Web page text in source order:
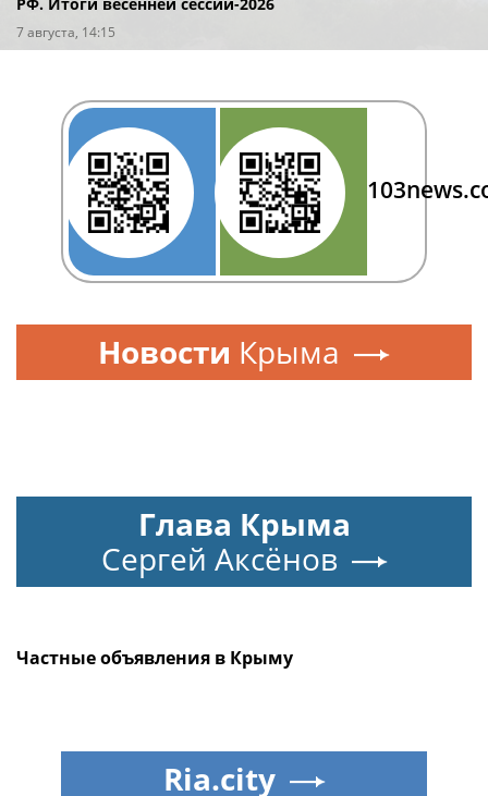
7 августа, 14:15
Новости Крыма
Глава Крыма
Сергей Аксёнов
Частные объявления в Крыму
Ria.city